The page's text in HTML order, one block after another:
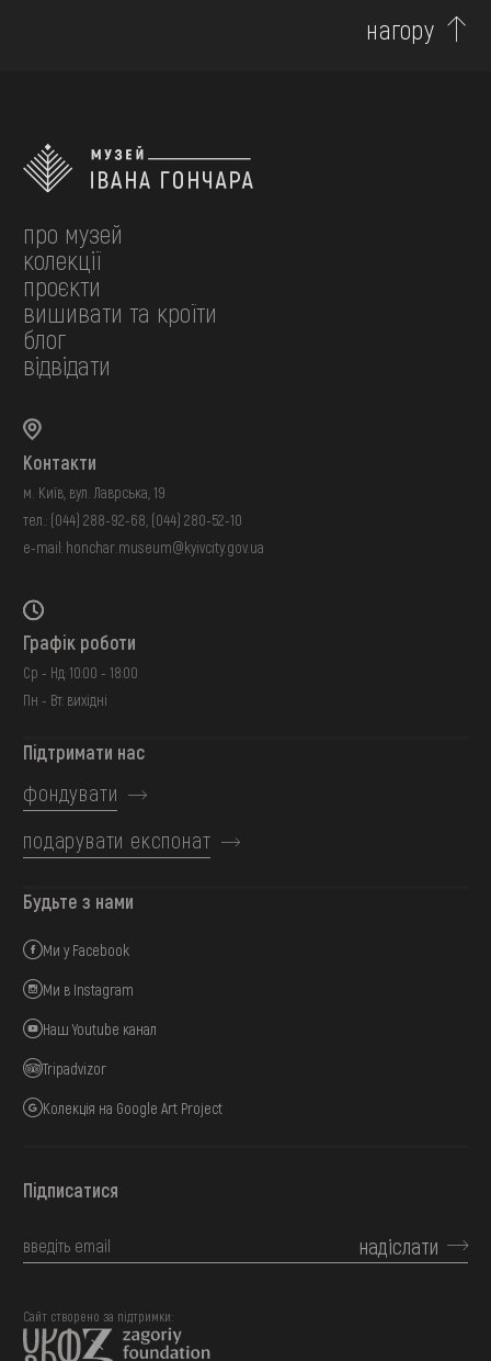
нагору
про музей
колекції
проєкти
вишивати та кроїти
блог
відвідати
Контакти
м. Київ, вул. Лаврська, 19
тел.: (044) 288-92-68 (044) 280-52-10
e-mail: honchar.museum@kyivcity.gov.ua
Графік роботи
Ср - Нд: 10:00 - 18:00
Пн - Вт: вихідні
Підтримати нас
фондувати
подарувати експонат
Будьте з нами
Ми у Facebook
Ми в Instagram
Наш Youtube канал
Tripadvizor
Колекція на Google Art Project
Підписатися
надіслати
Сайт створено за підтримки: